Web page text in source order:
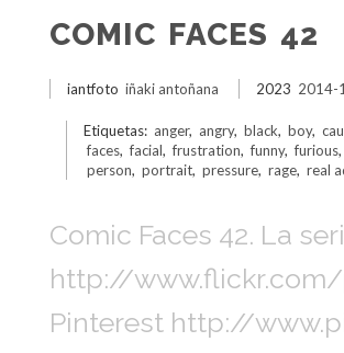
COMIC FACES 42
iantfoto iñaki antoñana 2023 2014-
Etiquetas: anger, angry, black, boy,
faces, facial, frustration, funny, furious,
person, portrait, pressure, rage, real
Comic Faces 42. La
http://
Pinterest http://